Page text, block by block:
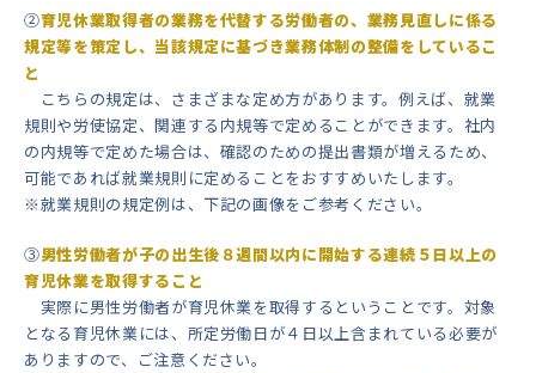
②育児休業取得者の業務を代替する労働者の、業務見直しに係る
規定等を策定し、当該規定に基づき業務体制の整備をしているこ
と
こちらの規定は、さまざまな定め方があります。例えば、就業
規則や労使協定、関連する内規等で定めることができます。社内
の内規等で定めた場合は、確認のための提出書類が増えるため、
可能であれば就業規則に定めることをおすすめいたします。
※就業規則の規定例は、下記の画像をご参考ください。
③男性労働者が子の出生後８週間以内に開始する連続５日以上の
育児休業を取得すること
実際に男性労働者が育児休業を取得するということです。対象
となる育児休業には、所定労働日が４日以上含まれている必要が
ありますので、ご注意ください。